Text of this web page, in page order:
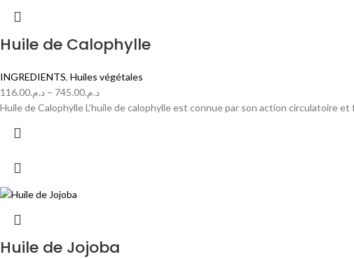
Huile de Calophylle
INGREDIENTS, Huiles végétales
د.م.116.00 – د.م.745.00
Huile de Calophylle L’huile de calophylle est connue par son action circulatoire
Huile de Jojoba